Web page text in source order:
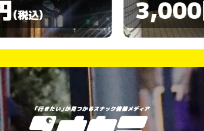
3,000円(税込)